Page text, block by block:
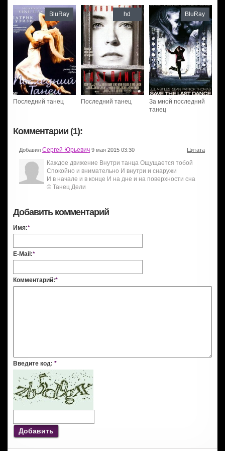
Последний танец
BluRay
Последний танец
hd
За мной последний
танец
BluRay
Комментарии (1):
Добавил Сергей Юрьевич 9 мая 2015 03:30 Цитата
Каждое движение Внутри танца Ощущается тобой
Спокойно и внимательно И внутри и снаружи
И в начале и в конце И на дне и на поверхности сна
© Танец Дели
Добавить комментарий
Имя:*
E-Mail:*
Комментарий:*
Введите код: *
Добавить